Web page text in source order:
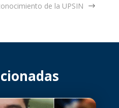
de la UPSIN